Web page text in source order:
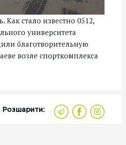
стало известно 0512,
университета
благотворительную
возле спорткомплекса
Розшарити: